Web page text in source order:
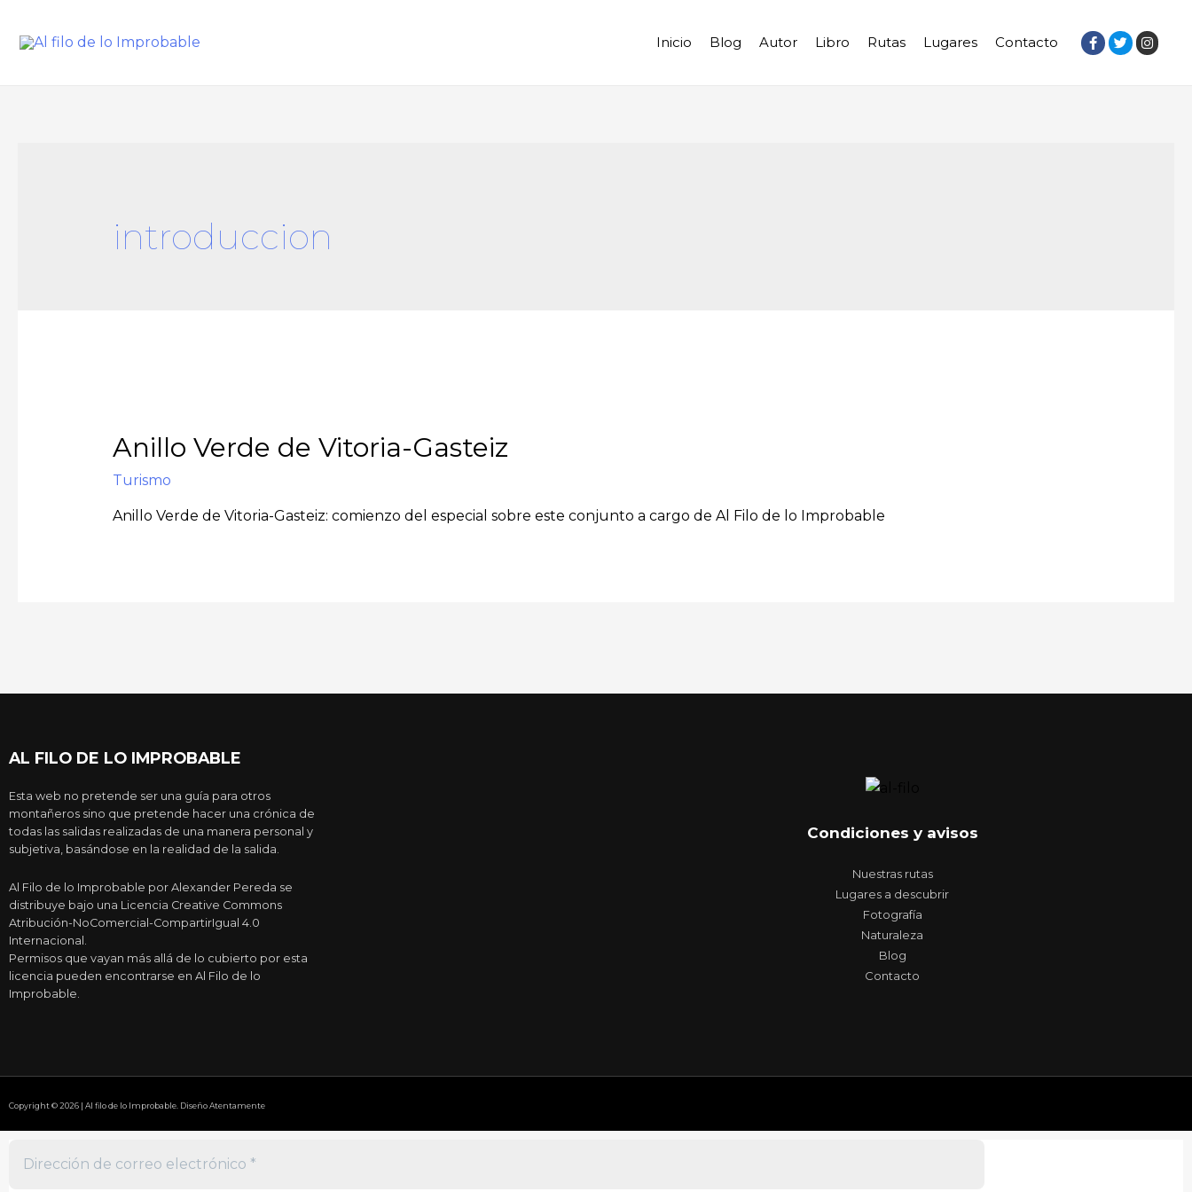
Inicio Blog Autor Libro Rutas Lugares Contacto
introduccion
Anillo Verde de Vitoria-Gasteiz
Turismo
Anillo Verde de Vitoria-Gasteiz: comienzo del especial sobre este conjunto a cargo de Al Filo de lo Improbable
AL FILO DE LO IMPROBABLE
Esta web no pretende ser una guía para otros
montañeros sino que pretende hacer una crónica de
todas las salidas realizadas de una manera personal y
subjetiva, basándose en la realidad de la salida.
Al Filo de lo Improbable por Alexander Pereda se
distribuye bajo una Licencia Creative Commons
Atribución-NoComercial-CompartirIgual 4.0
Internacional.
Permisos que vayan más allá de lo cubierto por esta
licencia pueden encontrarse en Al Filo de lo
Improbable.
Condiciones y avisos
Nuestras rutas
Lugares a descubrir
Fotografía
Naturaleza
Blog
Contacto
Copyright © 2026 | Al filo de lo Improbable. Diseño Atentamente